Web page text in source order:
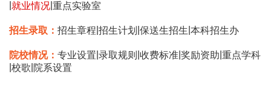
就业情况 重点实验室
招生录取： 招生章程 招生计划 保送生招生 本科招生办
院校情况： 专业设置 录取规则 收费标准 奖励资助 重点学科
校歌 院系设置